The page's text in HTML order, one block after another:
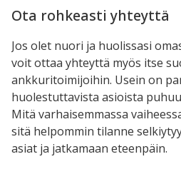
Ota rohkeasti yhteyttä
Jos olet nuori ja huolissasi
voit ottaa yhteyttä myös itse
ankkuritoimijoihin. Usein on
huolestuttavista asioista
Mitä varhaisemmassa
sitä helpommin tilanne
asiat ja jatkamaan eteenpäin.